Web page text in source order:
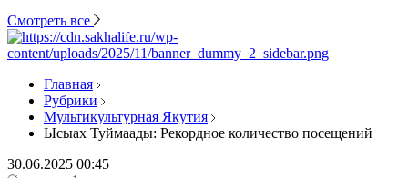
Смотреть все
Главная
Рубрики
Мультикультурная Якутия
Ысыах Туймаады: Рекордное количество посещений
30.06.2025 00:45